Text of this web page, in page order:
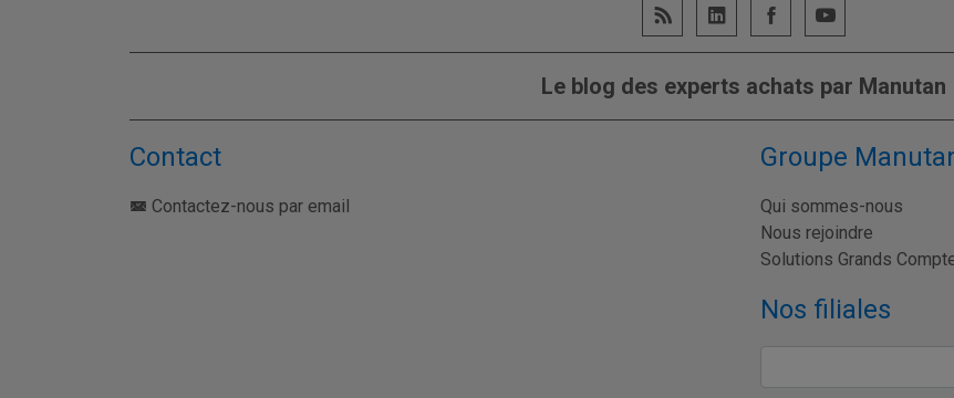
Le blog des experts achats par Manutan
Contact
Contactez-nous par email
Groupe
Qui sommes-nous
Nous rejoindre
Solutions Grands
Nos filiales